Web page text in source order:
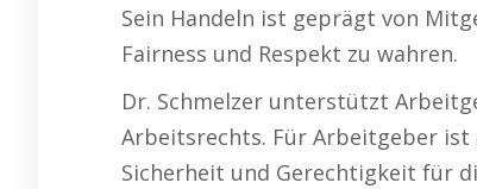
Sein Handeln ist geprägt von
Fairness und Respekt zu wahren.
Dr. Schmelzer unterstützt
Arbeitsrechts. Für Arbeitgeber ist
Sicherheit und Gerechtigkeit für